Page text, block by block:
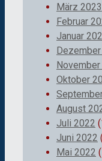
März 2023
Februar
Januar
Oktober
August
Juli 2022
Juni 2022
Mai 2022